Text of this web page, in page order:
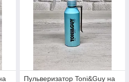
Пульверизатор Toni&Guy на